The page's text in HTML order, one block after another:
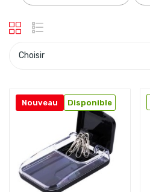
Choisir
Nouveau Disponible